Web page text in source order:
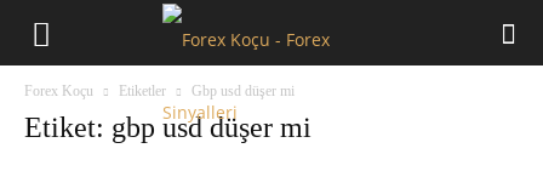
Forex Koçu Etiketler Gbp usd düşer mi
Etiket: gbp usd düşer mi